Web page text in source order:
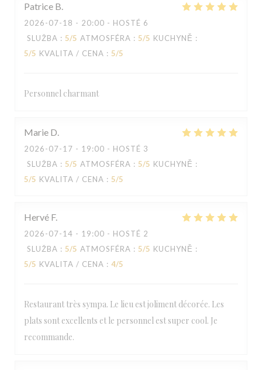
Patrice B
2026-07-18 - 20:00 - HOSTÉ 6
SLUŽBA : 5/5 ATMOSFÉRA : 5/5 KUCHYNĚ :
5/5 KVALITA / CENA : 5/5
Personnel charmant
Marie D
2026-07-17 - 19:00 - HOSTÉ 3
SLUŽBA : 5/5 ATMOSFÉRA : 5/5 KUCHYNĚ :
5/5 KVALITA / CENA : 5/5
Hervé F
2026-07-14 - 19:00 - HOSTÉ 2
SLUŽBA : 5/5 ATMOSFÉRA : 5/5 KUCHYNĚ :
5/5 KVALITA / CENA : 4/5
Restaurant très sympa. Le lieu est joliment décorée. Les
plats sont excellents et le personnel est super cool. Je
recommande.